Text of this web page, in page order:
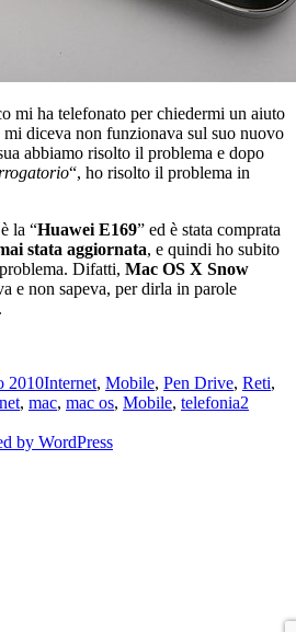
mi ha telefonato per chiedermi un aiuto
mi diceva non funzionava sul suo nuovo
abbiamo risolto il problema e dopo
“, ho risolto il problema in
la “Huawei E169” ed è stata comprata
stata aggiornata, e quindi ho subito
Difatti, Mac OS X Snow
e non sapeva, per dirla in parole
2010Categorie
Internet, Mobile, Pen Drive, Reti,
, mac, mac os, Mobile, telefonia2
by WordPress